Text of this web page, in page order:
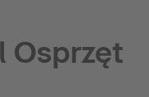
Osprzęt